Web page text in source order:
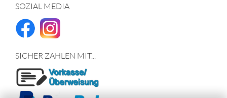
SOZIAL MEDIA
SICHER ZAHLEN MIT...